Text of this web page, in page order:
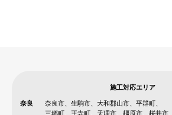
施工対応エリア
奈良
奈良市、生駒市、大和郡山市、平群町、
三郷町、王寺町、天理市、橿原市、桜井市、